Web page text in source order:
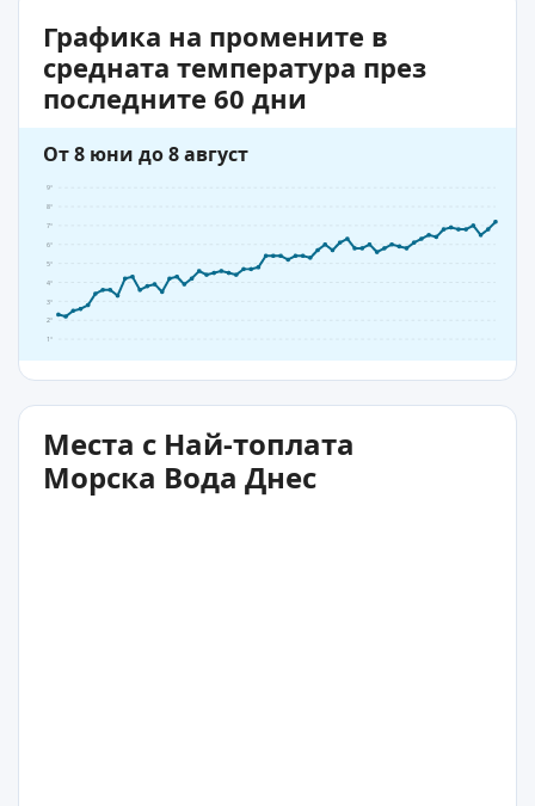
Графика на промените в
средната температура през
последните 60 дни
От 8 юни до 8 август
1°
2°
3°
4°
5°
6°
7°
8°
9°
Места с Най-топлата
Морска Вода Днес